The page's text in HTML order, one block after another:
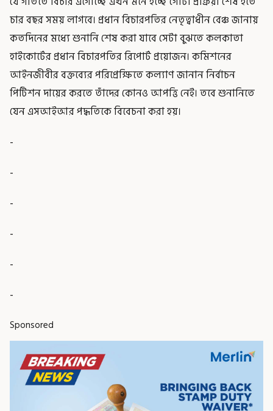
চার বছর সময় লাগবে। প্রধান বিচারপতির নেতৃত্বাধীন বেঞ্চ জানায়
কতদিনের মধ্যে শুনানি শেষ করা যাবে সেটা বুঝতে কলকাতা
হাইকোর্টের প্রধান বিচারপতির রিপোর্ট প্রয়োজন। কমিশনের
আইনজীবীর বক্তব্যের পরিপ্রেক্ষিতে কল্যাণ জানান নির্বাচন
পিটিশন দায়ের করতে তাঁদের কোনও আপত্তি নেই। তবে শুনানিতে
যেন এসআইআর পদ্ধতিকে বিবেচনা করা হয়।
-
-
-
-
-
-
Sponsored